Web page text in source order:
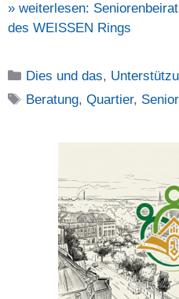
» weiterlesen:
des WEISSEN Rings
Kategorien
Dies und das,
Schlagwörter
Beratung,Quartier,